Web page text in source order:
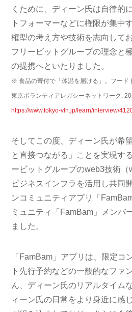
くために、ディーン氏は自律的
トフォーマーなどに権限が集中
権型の考え方や技術を志向して
フリービットグループの理念と
の提携へといたりました。
※ 食品の寄付で「体温を届ける」。フード
東京ボランティアレガシーネットワーク.
https://www.tokyo-vln.jp/learn/interview/
そしてこの度、ディーン氏が希
と直接つながる」ことを実現す
ービットグループのweb3技術
ビジネスインフラを活用し共同
ンコミュニティアプリ「
ミュニティ「FamBam」メンバ
ました。
「FamBam」アプリは、限定コ
ト先行予約などの一般的なファ
ん、ディーン氏のリアルタイム
ィーン氏の日常をより身近に感